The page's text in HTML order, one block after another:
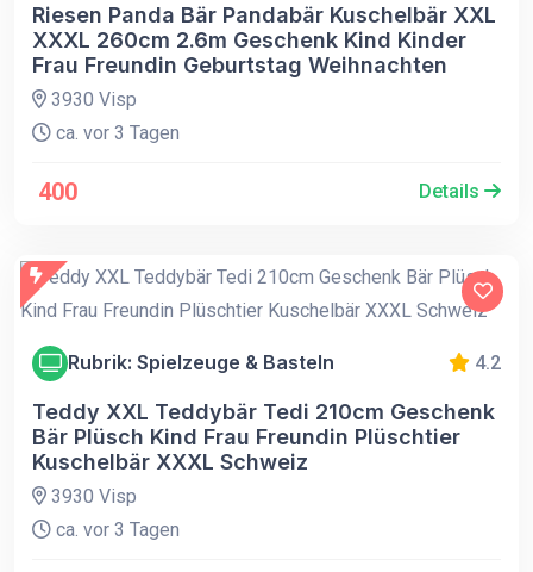
Riesen Panda Bär Pandabär Kuschelbär XXL
XXXL 260cm 2.6m Geschenk Kind Kinder
Frau Freundin Geburtstag Weihnachten
3930 Visp
ca. vor 3 Tagen
400 Details
Rubrik: Spielzeuge & Basteln 4.2
Teddy XXL Teddybär Tedi 210cm Geschenk
Bär Plüsch Kind Frau Freundin Plüschtier
Kuschelbär XXXL Schweiz
3930 Visp
ca. vor 3 Tagen